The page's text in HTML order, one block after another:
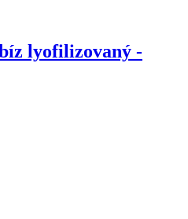
lyofilizovaný -